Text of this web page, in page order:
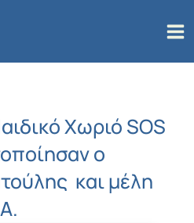
Χωριό SOS
ο
και μέλη